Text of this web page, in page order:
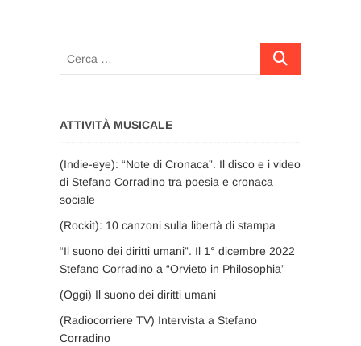
Cerca
ATTIVITÀ MUSICALE
(Indie-eye): “Note di Cronaca”. Il disco e i video
di Stefano Corradino tra poesia e cronaca
sociale
(Rockit): 10 canzoni sulla libertà di stampa
“Il suono dei diritti umani”. Il 1° dicembre 2022
Stefano Corradino a “Orvieto in Philosophia”
(Oggi) Il suono dei diritti umani
(Radiocorriere TV) Intervista a Stefano
Corradino